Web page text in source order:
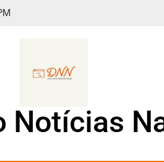
Notícias